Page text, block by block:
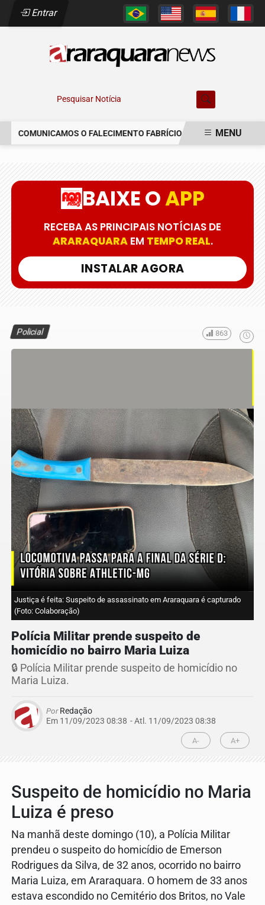
Entrar
Pesquisar Notícia
COMUNICAMOS O FALECIMENTO FABRÍCIO AUGUSTO FERREIRA
MENU
BAIXE OAPP
RECEBA AS PRINCIPAIS NOTÍCIAS DE
ARARAQUARAEM TEMPO REAL.
INSTALAR AGORA
Policial 863
Justiça é feita: Suspeito de assassinato em Araraquara é capturado
(Foto: Colaboração)
Polícia Militar prende suspeito de
homicídio no bairro Maria Luiza
🔒 Polícia Militar prende suspeito de homicídio no
Maria Luiza.
PorRedação
Em 11/09/2023 08:38 - Atl. 11/09/2023 08:38
A- A+
Suspeito de homicídio no Maria
Luiza é preso
Na manhã deste domingo (10), a Polícia Militar
prendeu o suspeito do homicídio de Emerson
Rodrigues da Silva, de 32 anos, ocorrido no bairro
Maria Luiza, em Araraquara. O homem de 33 anos
estava escondido no Cemitério dos Britos, no Vale